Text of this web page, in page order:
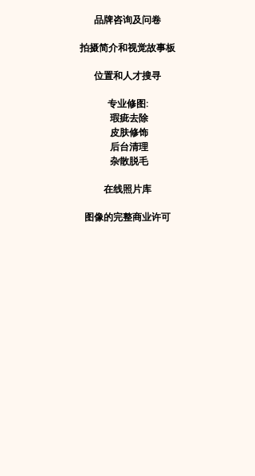
品牌咨询及问卷
拍摄简介和视觉故事板
位置和人才搜寻
专业修图:​
瑕疵去除
皮肤修饰
后台清理
杂散脱毛
在线照片库
图像的完整商业许可